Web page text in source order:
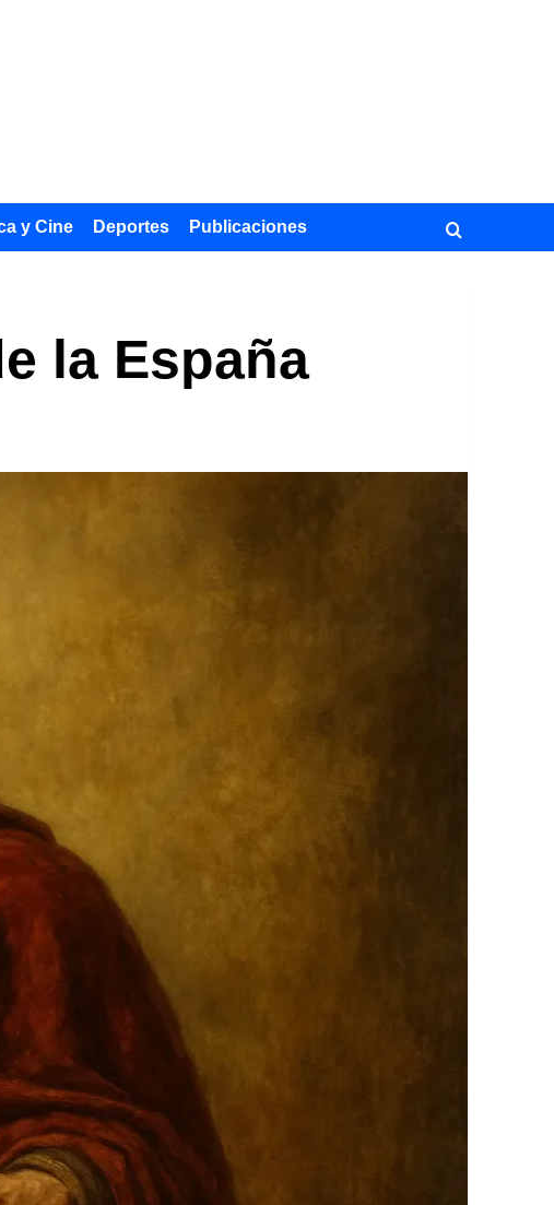
y Cine Deportes Publicaciones
la España